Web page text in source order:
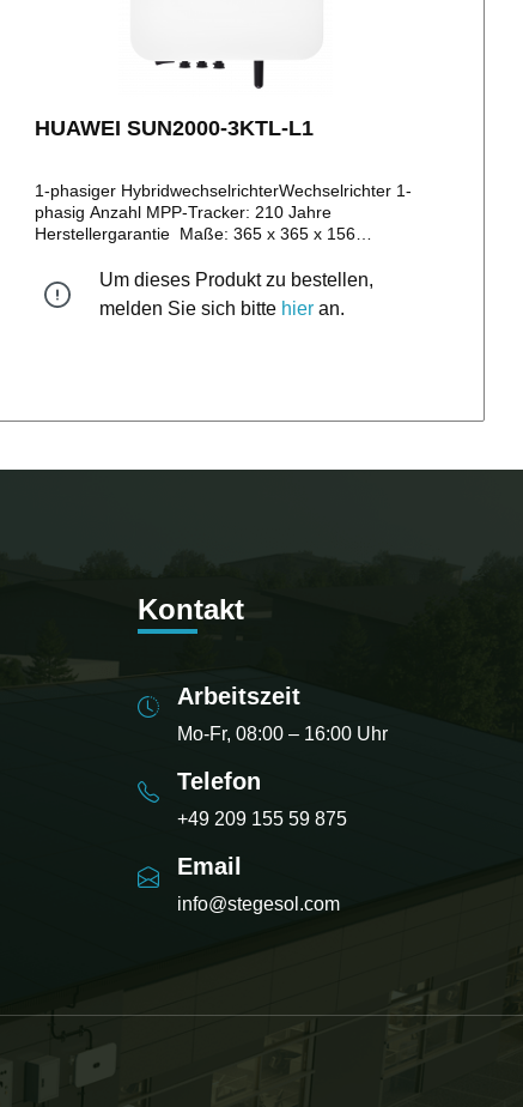
HUAWEI SUN2000-3KTL-L1
1-phasiger HybridwechselrichterWechselrichter 1-
phasig Anzahl MPP-Tracker: 210 Jahre
Herstellergarantie Maße: 365 x 365 x 156
0004
Um dieses Produkt zu bestellen,
melden Sie sich bitte hieran.
Kontakt
Arbeitszeit
Mo-Fr, 08:00 – 16:00 Uhr
Telefon
+49 209 155 59 875
Email
info@stegesol.com